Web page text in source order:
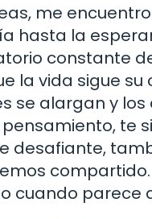
me
hasta la
constante
la vida sigue su
se alargan y
te
desafiante,
cuando parece